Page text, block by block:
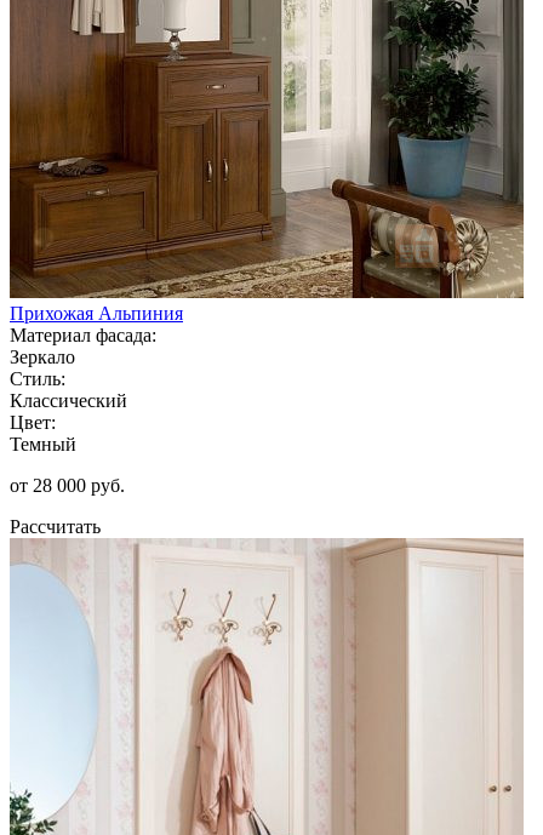
Прихожая Альпиния
Материал фасада:
Зеркало
Стиль:
Классический
Цвет:
Темный
от 28 000 руб.
Рассчитать